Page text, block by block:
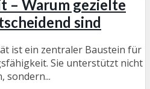
– Warum gezielte
sind
ist ein zentraler Baustein für
Sie unterstützt nicht
sondern...